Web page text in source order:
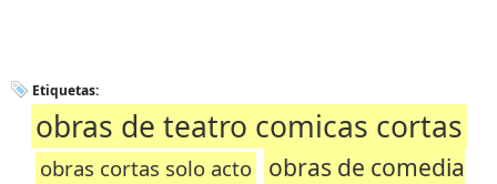
Etiquetas:
obras de teatro comicas cortas
obras cortas solo acto
obras de comedia